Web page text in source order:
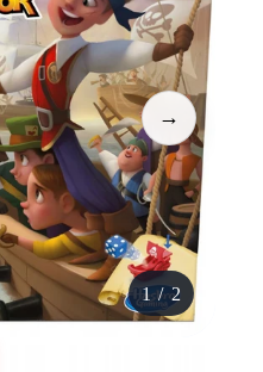
→
1/2